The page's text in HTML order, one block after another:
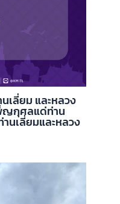
เลี่ยม และหลวง
ญกุศลแด่ท่าน
นเลี่ยมและหลวง